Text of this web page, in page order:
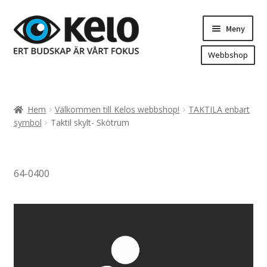
Hoppa
till
navigering
Hoppa
till
innehåll
Meny
Arenareklam
Fasadskyltar
Flaggor, Roll-ups mm.
Frigolit och akrylskyltar
Fönsterdekor, dekor, sol-säkerhetsfilm
Webbshop
Hem Välkommen till Kelos webbshop!
TAKTILA enbart
symbol
Taktil skylt- Skötrum
64-0400